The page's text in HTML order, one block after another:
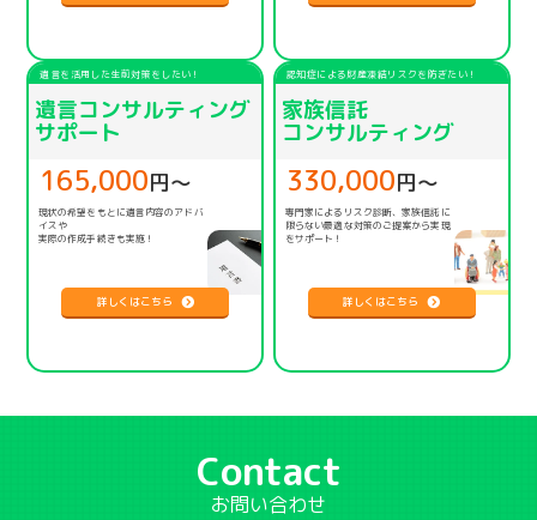
遺言を活用した生前対策をしたい！
遺言コンサルティング
サポート
165,000円〜
現状の希望をもとに遺言内容のアドバ
イスや
実際の作成手続きも実施！
詳しくはこちら
認知症による財産凍結リスクを防ぎたい！
家族信託
コンサルティング
330,000円〜
専門家によるリスク診断、家族信託に
限らない最適な対策のご提案から実現
をサポート！
詳しくはこちら
Contact
お問い合わせ